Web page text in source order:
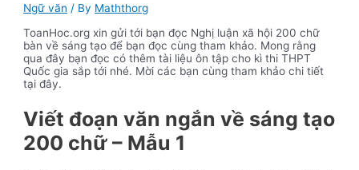
Ngữ văn / By Maththorg
ToanHoc.org xin gửi tới bạn đọc Nghị luận xã hội 200 chữ
bàn về sáng tạo để bạn đọc cùng tham khảo. Mong rằng
qua đây bạn đọc có thêm tài liệu ôn tập cho kì thi THPT
Quốc gia sắp tới nhé. Mời các bạn cùng tham khảo chi tiết
tại đây.
Viết đoạn văn ngắn về sáng tạo
200 chữ – Mẫu 1